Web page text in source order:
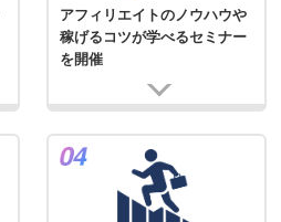
アフィリエイトのノウハウや
稼げるコツが学べるセミナー
を開催